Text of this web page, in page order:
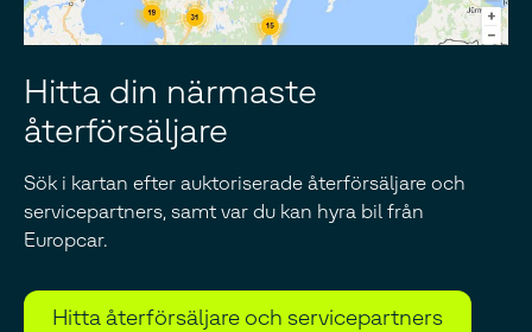
Hitta din närmaste
återförsäljare
Sök i kartan efter auktoriserade återförsäljare och
servicepartners, samt var du kan hyra bil från
Europcar.
Hitta återförsäljare och servicepartners